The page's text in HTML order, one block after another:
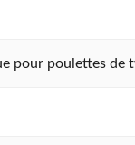
pour poulettes de